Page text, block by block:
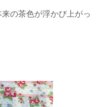
の茶色が浮かび上がっ